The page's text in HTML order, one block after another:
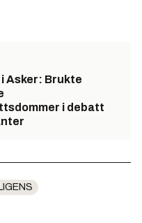
i Asker: Brukte
i debatt